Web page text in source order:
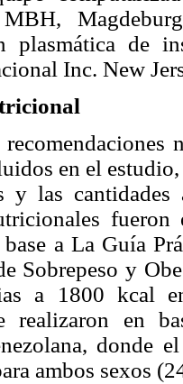
MBH,
plasmática de
Inc. New
en el
y las
base a La Guía
Sobrepeso y
a 1800 kcal
realizaron en
donde
ambos sexos